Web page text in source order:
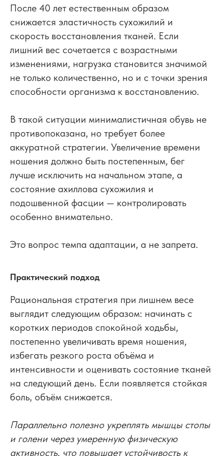
После 40 лет естественным образом
снижается эластичность сухожилий и
скорость восстановления тканей. Если
лишний вес сочетается с возрастными
изменениями, нагрузка становится значимой
не только количественно, но и с точки зрения
способности организма к восстановлению.
В такой ситуации минималистичная обувь не
противопоказана, но требует более
аккуратной стратегии. Увеличение времени
ношения должно быть постепенным, бег
лучше исключить на начальном этапе, а
состояние ахиллова сухожилия и
подошвенной фасции — контролировать
особенно внимательно.
Это вопрос темпа адаптации, а не запрета.
Практический подход
Рациональная стратегия при лишнем весе
выглядит следующим образом: начинать с
коротких периодов спокойной ходьбы,
постепенно увеличивать время ношения,
избегать резкого роста объёма и
интенсивности и оценивать состояние тканей
на следующий день. Если появляется стойкая
боль, объём снижается.
Параллельно полезно укреплять мышцы стопы
и голени через умеренную физическую
активность, что повышает устойчивость к